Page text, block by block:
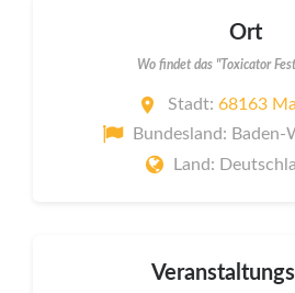
Ort
Wo findet das "Toxicator
Stadt: 68163
Bundesland:
Land: